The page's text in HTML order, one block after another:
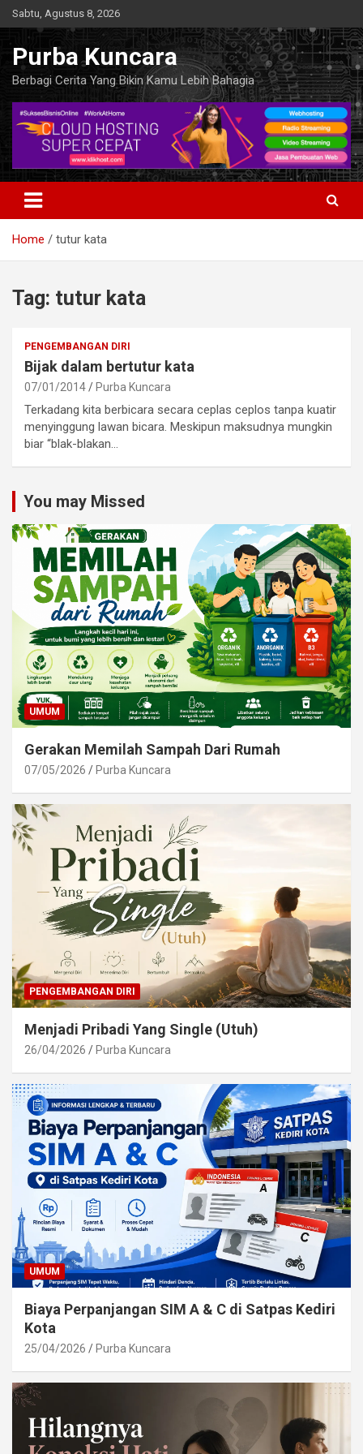
Skip
to
content
Sabtu, Agustus 8, 2026
Purba Kuncara
Berbagi Cerita Yang Bikin Kamu Lebih Bahagia
Home tutur kata
Tag: tutur kata
PENGEMBANGAN DIRI
Bijak dalam bertutur kata
07/01/2014 Purba Kuncara
Terkadang kita berbicara secara ceplas ceplos tanpa kuatir
menyinggung lawan bicara. Meskipun maksudnya mungkin
biar “blak-blakan…
You may Missed
UMUM
Gerakan Memilah Sampah Dari Rumah
07/05/2026 Purba Kuncara
PENGEMBANGAN DIRI
Menjadi Pribadi Yang Single (Utuh)
26/04/2026 Purba Kuncara
UMUM
Biaya Perpanjangan SIM A & C di Satpas Kediri
Kota
25/04/2026 Purba Kuncara